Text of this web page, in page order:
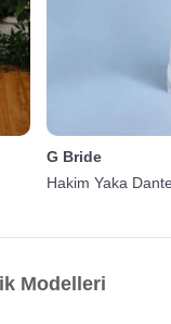
G Bride
Hakim Yaka
Modelleri